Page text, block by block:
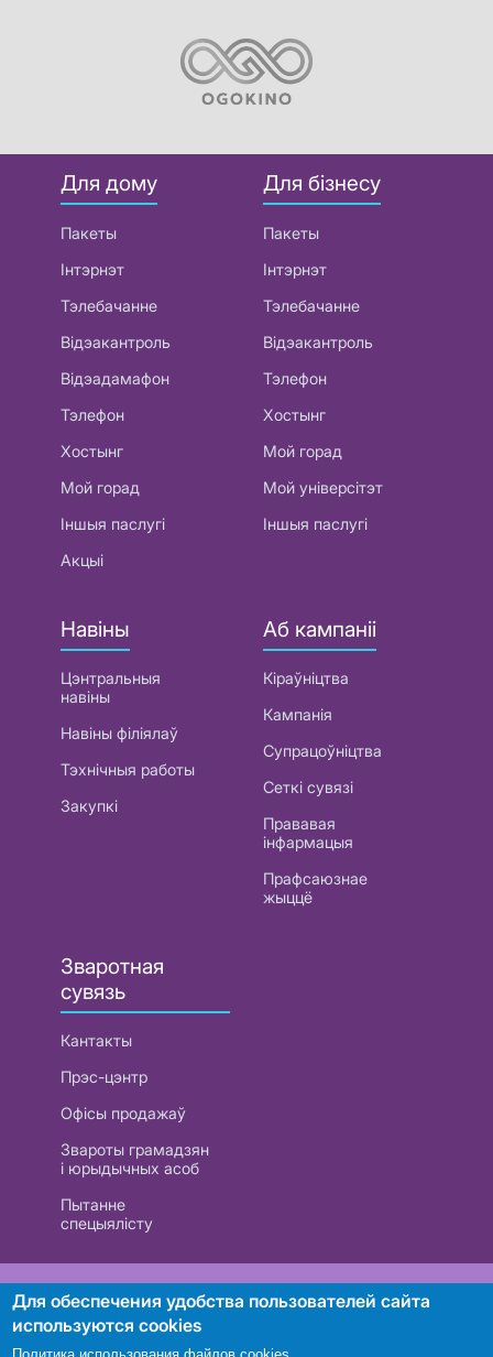
Для дому
Пакеты
Інтэрнэт
Тэлебачанне
Відэакантроль
Відэадамафон
Тэлефон
Хостынг
Мой горад
Іншыя паслугі
Акцыі
Для бізнесу
Пакеты
Інтэрнэт
Тэлебачанне
Відэакантроль
Тэлефон
Хостынг
Мой горад
Мой універсітэт
Іншыя паслугі
Навіны
Цэнтральныя
навіны
Навіны філіялаў
Тэхнічныя работы
Закупкі
Аб кампаніі
Кіраўніцтва
Кампанія
Супрацоўніцтва
Сеткі сувязі
Прававая
інфармацыя
Прафсаюзнае
жыццё
Зваротная
сувязь
Кантакты
Прэс-цэнтр
Офісы продажаў
Звароты грамадзян
і юрыдычных асоб
Пытанне
спецыялісту
РУП «Белтэлекам». УНП 101007741
Для обеспечения удобства пользователей сайта
используются cookies